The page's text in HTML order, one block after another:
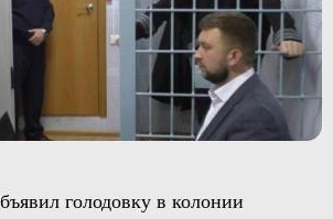
голодовку в колонии